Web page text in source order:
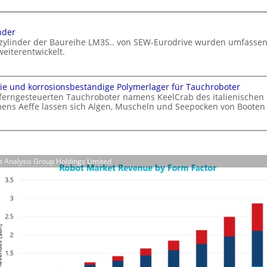
I
f
e
F
e
g
t
l
i
g
n
e
der Baureihe LM3S.. von SEW-Eurodrive wurden
und korrosionsbeständige Polymerlager für Tauchroboter
Tauchroboter namens KeelCrab des italienischen
Aeffe lassen sich Algen, Muscheln und Seepocken von
Analysis Group Holdings Limited